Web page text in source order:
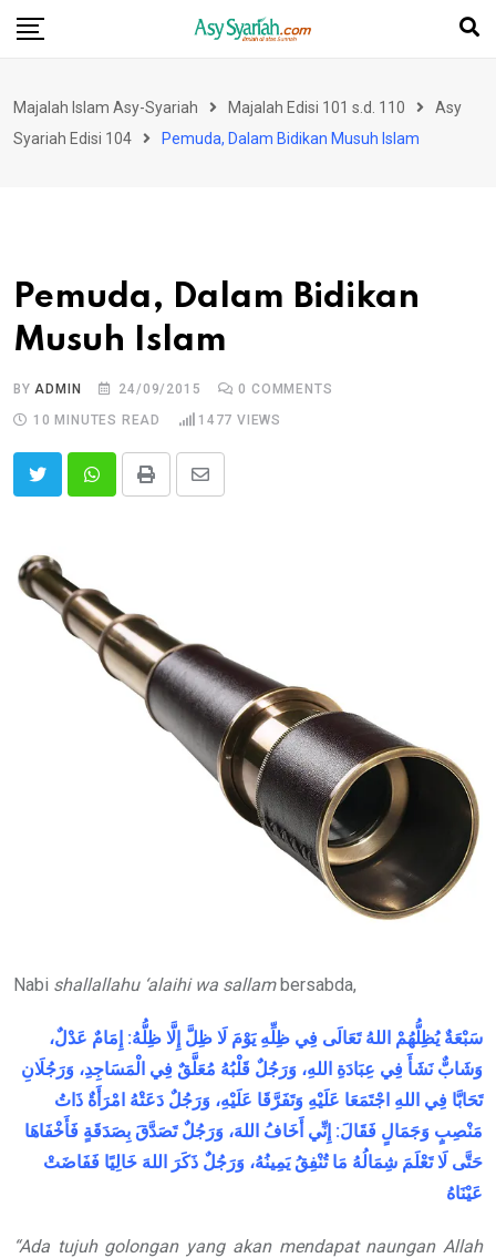
Skip
Majalah Islam Asy-Syariah Majalah Edisi 101 s.d. 110
Asy
Syariah Edisi 104
Pemuda, Dalam Bidikan Musuh Islam
Pemuda, Dalam Bidikan
Musuh Islam
BY ADMIN 24/09/2015 0 COMMENTS
10 MINUTES READ
1477 VIEWS
Print
Share
Nabi shallallahu ‘alaihi wa sallambersabda,
سَبْعَةٌ يُظِلُّهُمْ اللهُ تَعَالَى فِي ظِلِّهِ يَوْمَ لَا ظِلَّ إِلَّا ظِلُّهُ: إِمَامٌ عَدْلٌ،
وَشَابٌّ نَشَأَ فِي عِبَادَةِ اللهِ، وَرَجُلٌ قَلْبُهُ مُعَلَّقٌ فِي الْمَسَاجِدِ، وَرَجُلَانِ
تَحَابَّا فِي اللهِ اجْتَمَعَا عَلَيْهِ وَتَفَرَّقَا عَلَيْهِ، وَرَجُلٌ دَعَتْهُ امْرَأَةٌ ذَاتُ
مَنْصِبٍ وَجَمَالٍ فَقَالَ: إِنِّي أَخَافُ اللهَ، وَرَجُلٌ تَصَدَّقَ بِصَدَقَةٍ فَأَخْفَاهَا
حَتَّى لَا تَعْلَمَ شِمَالُهُ مَا تُنْفِقُ يَمِينُهُ، وَرَجُلٌ ذَكَرَ اللهَ خَالِيًا فَفَاضَتْ
عَيْنَاهُ
“Ada tujuh golongan yang akan mendapat naungan Allah